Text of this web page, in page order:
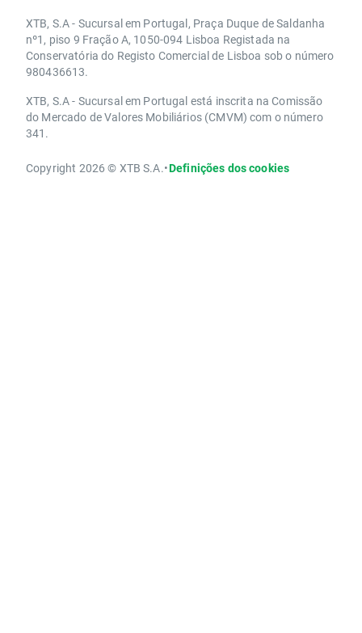
XTB, S.A - Sucursal em Portugal, Praça Duque de Saldanha
nº1, piso 9 Fração A, 1050-094 Lisboa Registada na
Conservatória do Registo Comercial de Lisboa sob o número
980436613.
XTB, S.A - Sucursal em Portugal está inscrita na Comissão
do Mercado de Valores Mobiliários (CMVM) com o número
341.
Copyright 2026 © XTB S.A.•Definições dos cookies